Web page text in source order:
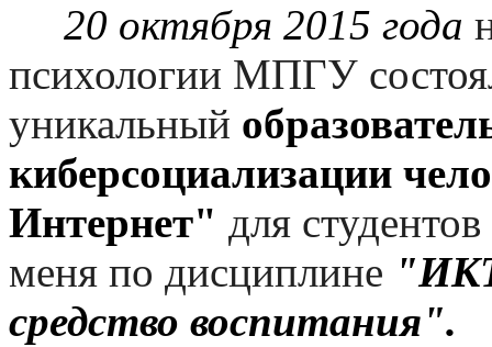
20 октября 2015 года
психологии МПГУ
уникальный
киберсоциализации
Интернет" для
меня по дисциплине
средство воспитания".